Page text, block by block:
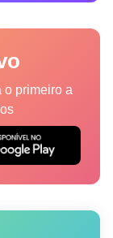
o primeiro a